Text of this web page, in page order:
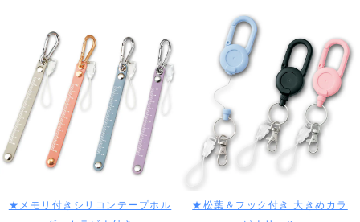
★メモリ付きシリコンテープホル
★松葉＆フック付き 大きめカラ